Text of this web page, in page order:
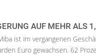
AUF MEHR ALS
ist im vergangenen
Euro gewachsen. 62